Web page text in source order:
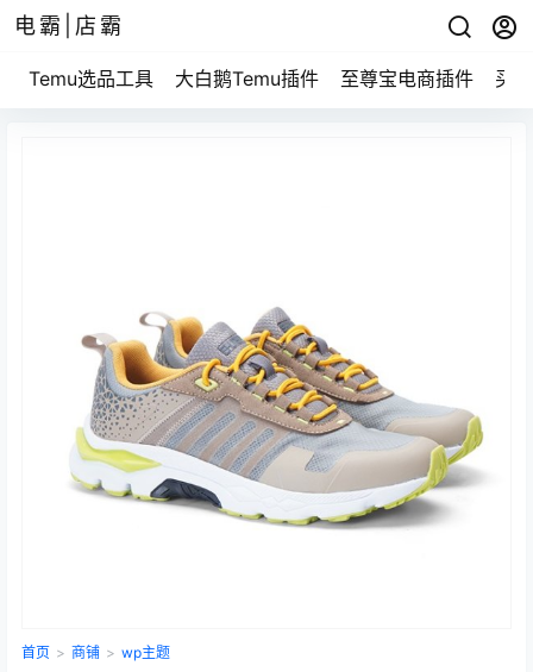
电霸|店霸
Temu选品工具 大白鹅Temu插件 至尊宝电商插件 买
首页 > 商铺 > wp主题